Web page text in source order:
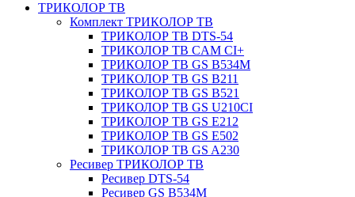
ТРИКОЛОР ТВ
Комплект ТРИКОЛОР ТВ
ТРИКОЛОР ТВ DTS-54
ТРИКОЛОР ТВ CAM CI+
ТРИКОЛОР ТВ GS B534M
ТРИКОЛОР ТВ GS B211
ТРИКОЛОР ТВ GS B521
ТРИКОЛОР ТВ GS U210CI
ТРИКОЛОР ТВ GS E212
ТРИКОЛОР ТВ GS E502
ТРИКОЛОР ТВ GS A230
Ресивер ТРИКОЛОР ТВ
Ресивер DTS-54
Ресивер GS B534M